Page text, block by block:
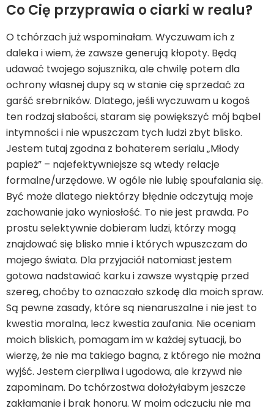
Co Cię przyprawia o ciarki w realu?
O tchórzach już wspominałam. Wyczuwam ich z
daleka i wiem, że zawsze generują kłopoty. Będą
udawać twojego sojusznika, ale chwilę potem dla
ochrony własnej dupy są w stanie cię sprzedać za
garść srebrników. Dlatego, jeśli wyczuwam u kogoś
ten rodzaj słabości, staram się powiększyć mój bąbel
intymności i nie wpuszczam tych ludzi zbyt blisko.
Jestem tutaj zgodna z bohaterem serialu „Młody
papież” – najefektywniejsze są wtedy relacje
formalne/urzędowe. W ogóle nie lubię spoufalania się.
Być może dlatego niektórzy błędnie odczytują moje
zachowanie jako wyniosłość. To nie jest prawda. Po
prostu selektywnie dobieram ludzi, którzy mogą
znajdować się blisko mnie i których wpuszczam do
mojego świata. Dla przyjaciół natomiast jestem
gotowa nadstawiać karku i zawsze wystąpię przed
szereg, choćby to oznaczało szkodę dla moich spraw.
Są pewne zasady, które są nienaruszalne i nie jest to
kwestia moralna, lecz kwestia zaufania. Nie oceniam
moich bliskich, pomagam im w każdej sytuacji, bo
wierzę, że nie ma takiego bagna, z którego nie można
wyjść. Jestem cierpliwa i ugodowa, ale krzywd nie
zapominam. Do tchórzostwa dołożyłabym jeszcze
zakłamanie i brak honoru. W moim odczuciu nie ma